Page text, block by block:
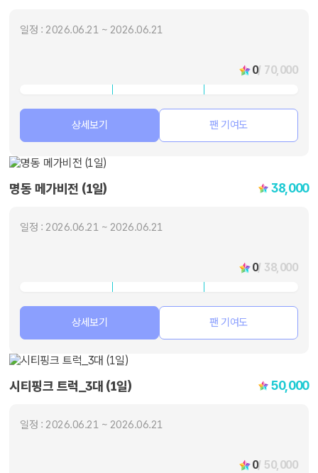
일정 : 2026.06.21 ~ 2026.06.21
0/ 70,000
상세보기 팬 기여도
명동 메가비전 (1일) 38,000
일정 : 2026.06.21 ~ 2026.06.21
0/ 38,000
상세보기 팬 기여도
시티핑크 트럭_3대 (1일) 50,000
일정 : 2026.06.21 ~ 2026.06.21
0/ 50,000